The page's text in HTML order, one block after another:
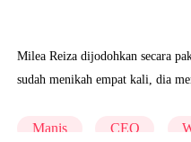
Milea Reiza dijodohkan secara
sudah menikah empat kali, dia
membawanya pulang untuk
Manis CEO